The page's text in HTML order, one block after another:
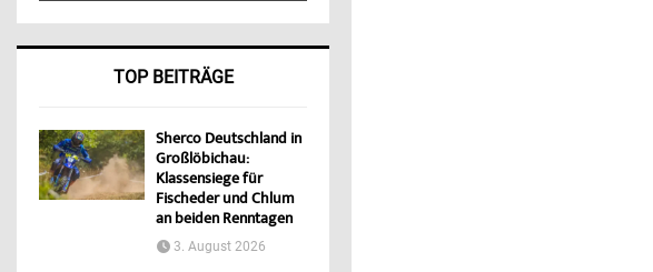
TOP BEITRÄGE
Sherco Deutschland in
Großlöbichau:
Klassensiege für
Fischeder und Chlum
an beiden Renntagen
3. August 2026